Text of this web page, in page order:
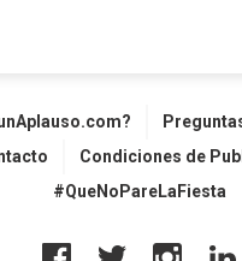
Condiciones de
#QueNoPareLaFiesta